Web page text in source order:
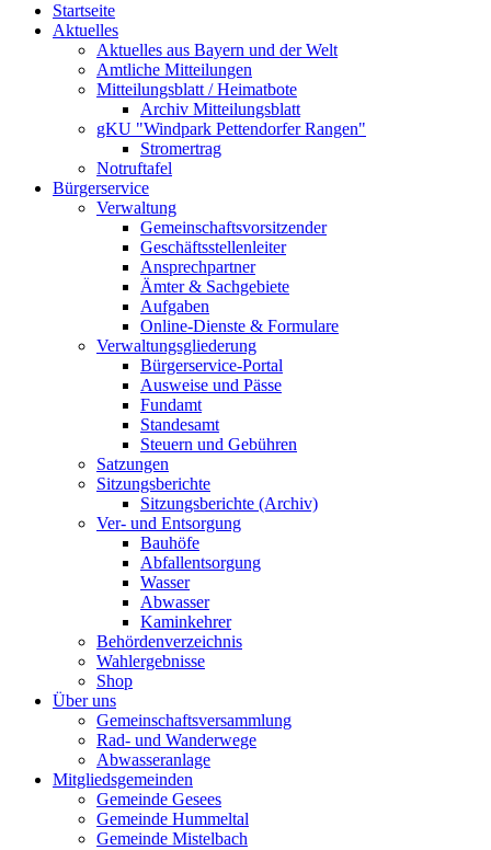
Startseite
Aktuelles
Aktuelles aus Bayern und der Welt
Amtliche Mitteilungen
Mitteilungsblatt / Heimatbote
Archiv Mitteilungsblatt
gKU "Windpark Pettendorfer Rangen"
Stromertrag
Notruftafel
Bürgerservice
Verwaltung
Gemeinschaftsvorsitzender
Geschäftsstellenleiter
Ansprechpartner
Ämter & Sachgebiete
Aufgaben
Online-Dienste & Formulare
Verwaltungsgliederung
Bürgerservice-Portal
Ausweise und Pässe
Fundamt
Standesamt
Steuern und Gebühren
Satzungen
Sitzungsberichte
Sitzungsberichte (Archiv)
Ver- und Entsorgung
Bauhöfe
Abfallentsorgung
Wasser
Abwasser
Kaminkehrer
Behördenverzeichnis
Wahlergebnisse
Shop
Über uns
Gemeinschaftsversammlung
Rad- und Wanderwege
Abwasseranlage
Mitgliedsgemeinden
Gemeinde Gesees
Gemeinde Hummeltal
Gemeinde Mistelbach